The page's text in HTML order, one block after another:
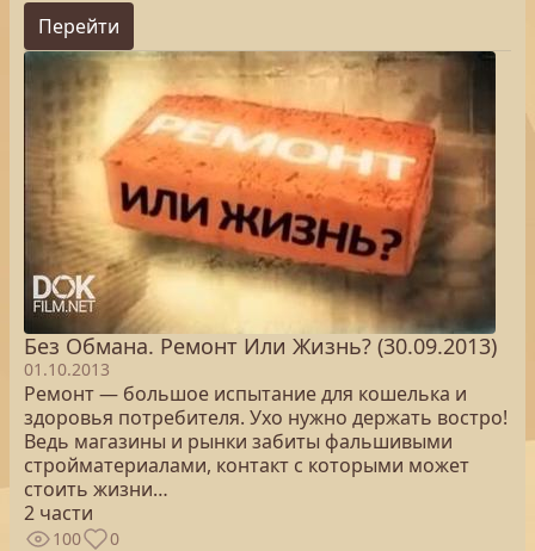
Перейти
Без Обмана. Ремонт Или Жизнь? (30.09.2013)
01.10.2013
Ремонт — большое испытание для кошелька и
здоровья потребителя. Ухо нужно держать востро!
Ведь магазины и рынки забиты фальшивыми
стройматериалами, контакт с которыми может
стоить жизни…
2 части
100 0